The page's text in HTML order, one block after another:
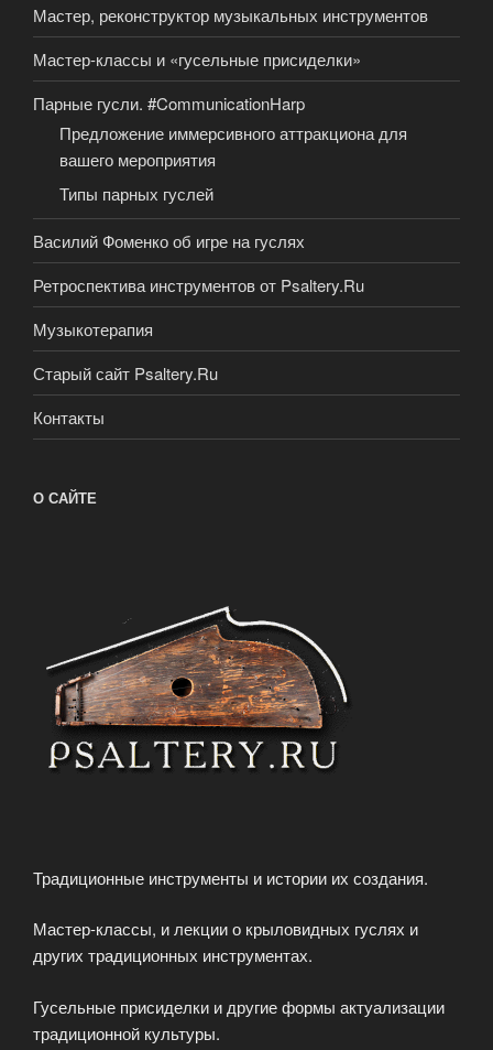
Мастер, реконструктор музыкальных инструментов
Мастер-классы и «гусельные присиделки»
Парные гусли. #CommunicationHarp
Предложение иммерсивного аттракциона для
вашего мероприятия
Типы парных гуслей
Василий Фоменко об игре на гуслях
Ретроспектива инструментов от Psaltery.Ru
Музыкотерапия
Старый сайт Psaltery.Ru
Контакты
О САЙТЕ
Традиционные инструменты и истории их создания.
Мастер-классы, и лекции о крыловидных гуслях и
других традиционных инструментах.
Гусельные присиделки и другие формы актуализации
традиционной культуры.